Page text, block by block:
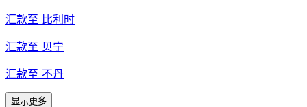
汇款至 比利时
汇款至 贝宁
汇款至 不丹
显示更多